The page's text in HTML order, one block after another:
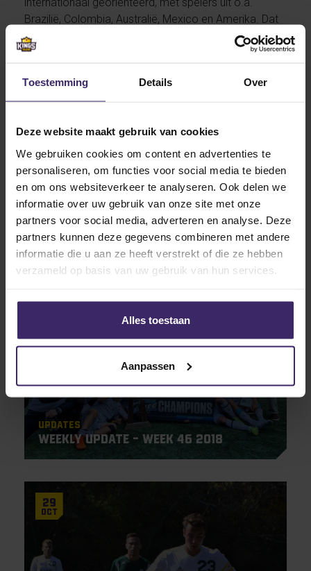
Toestemming Details Over
Deze website maakt gebruik van cookies
We gebruiken cookies om content en advertenties te
personaliseren, om functies voor social media te bieden
en om ons websiteverkeer te analyseren. Ook delen we
informatie over uw gebruik van onze site met onze
partners voor social media, adverteren en analyse. Deze
partners kunnen deze gegevens combineren met andere
informatie die u aan ze heeft verstrekt of die ze hebben
verzameld op basis van uw gebruik van hun services.
Alles toestaan
Aanpassen
Brazilië, Colombia, Australië, Mexico en Amerika. Dat
staat garant voor goed voetbal!
plezier met het avontuur. Natuurlijk blijven we Jesse
volgen met zijn avonturen in de VS. Volg ons daarom
op Facebook of Instagram en blijf op de hoogte.
Other articles from Jesse
Hoekstra
12
Updates
Weekly Update – Week 46 2018
29
Oct